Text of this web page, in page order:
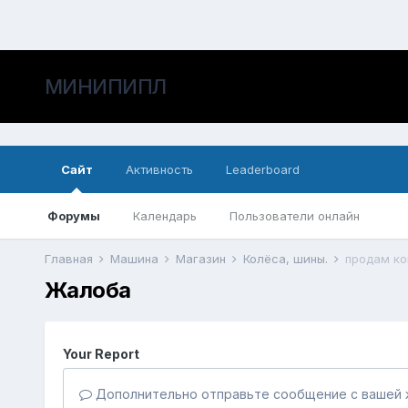
МИНИПИПЛ
Сайт
Форумы Календарь Пользователи онлайн
Активность Leaderboard
Главная Машина Магазин Колёса, шины. продам
Жалоба
Your Report
Дополнительно отправьте сообщение с вашей